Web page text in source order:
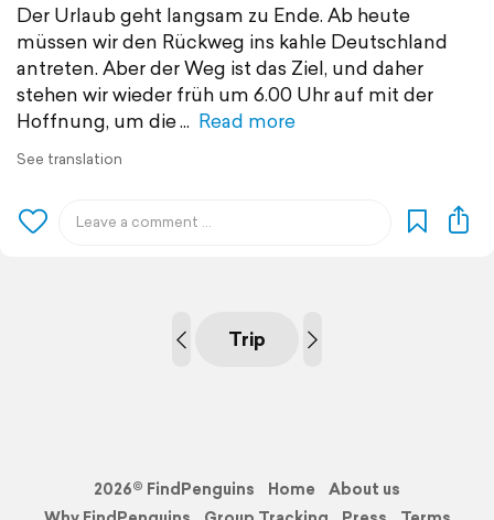
Der Urlaub geht langsam zu Ende. Ab heute
müssen wir den Rückweg ins kahle Deutschland
antreten. Aber der Weg ist das Ziel, und daher
stehen wir wieder früh um 6.00 Uhr auf mit der
Hoffnung, um die
Read more
See translation
Trip
2026© FindPenguins Home
About us